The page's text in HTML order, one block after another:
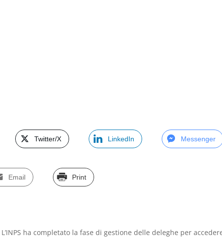
Twitter/X LinkedIn Messenger
Email Print
L’INPS ha completato la fase di gestione delle deleghe per